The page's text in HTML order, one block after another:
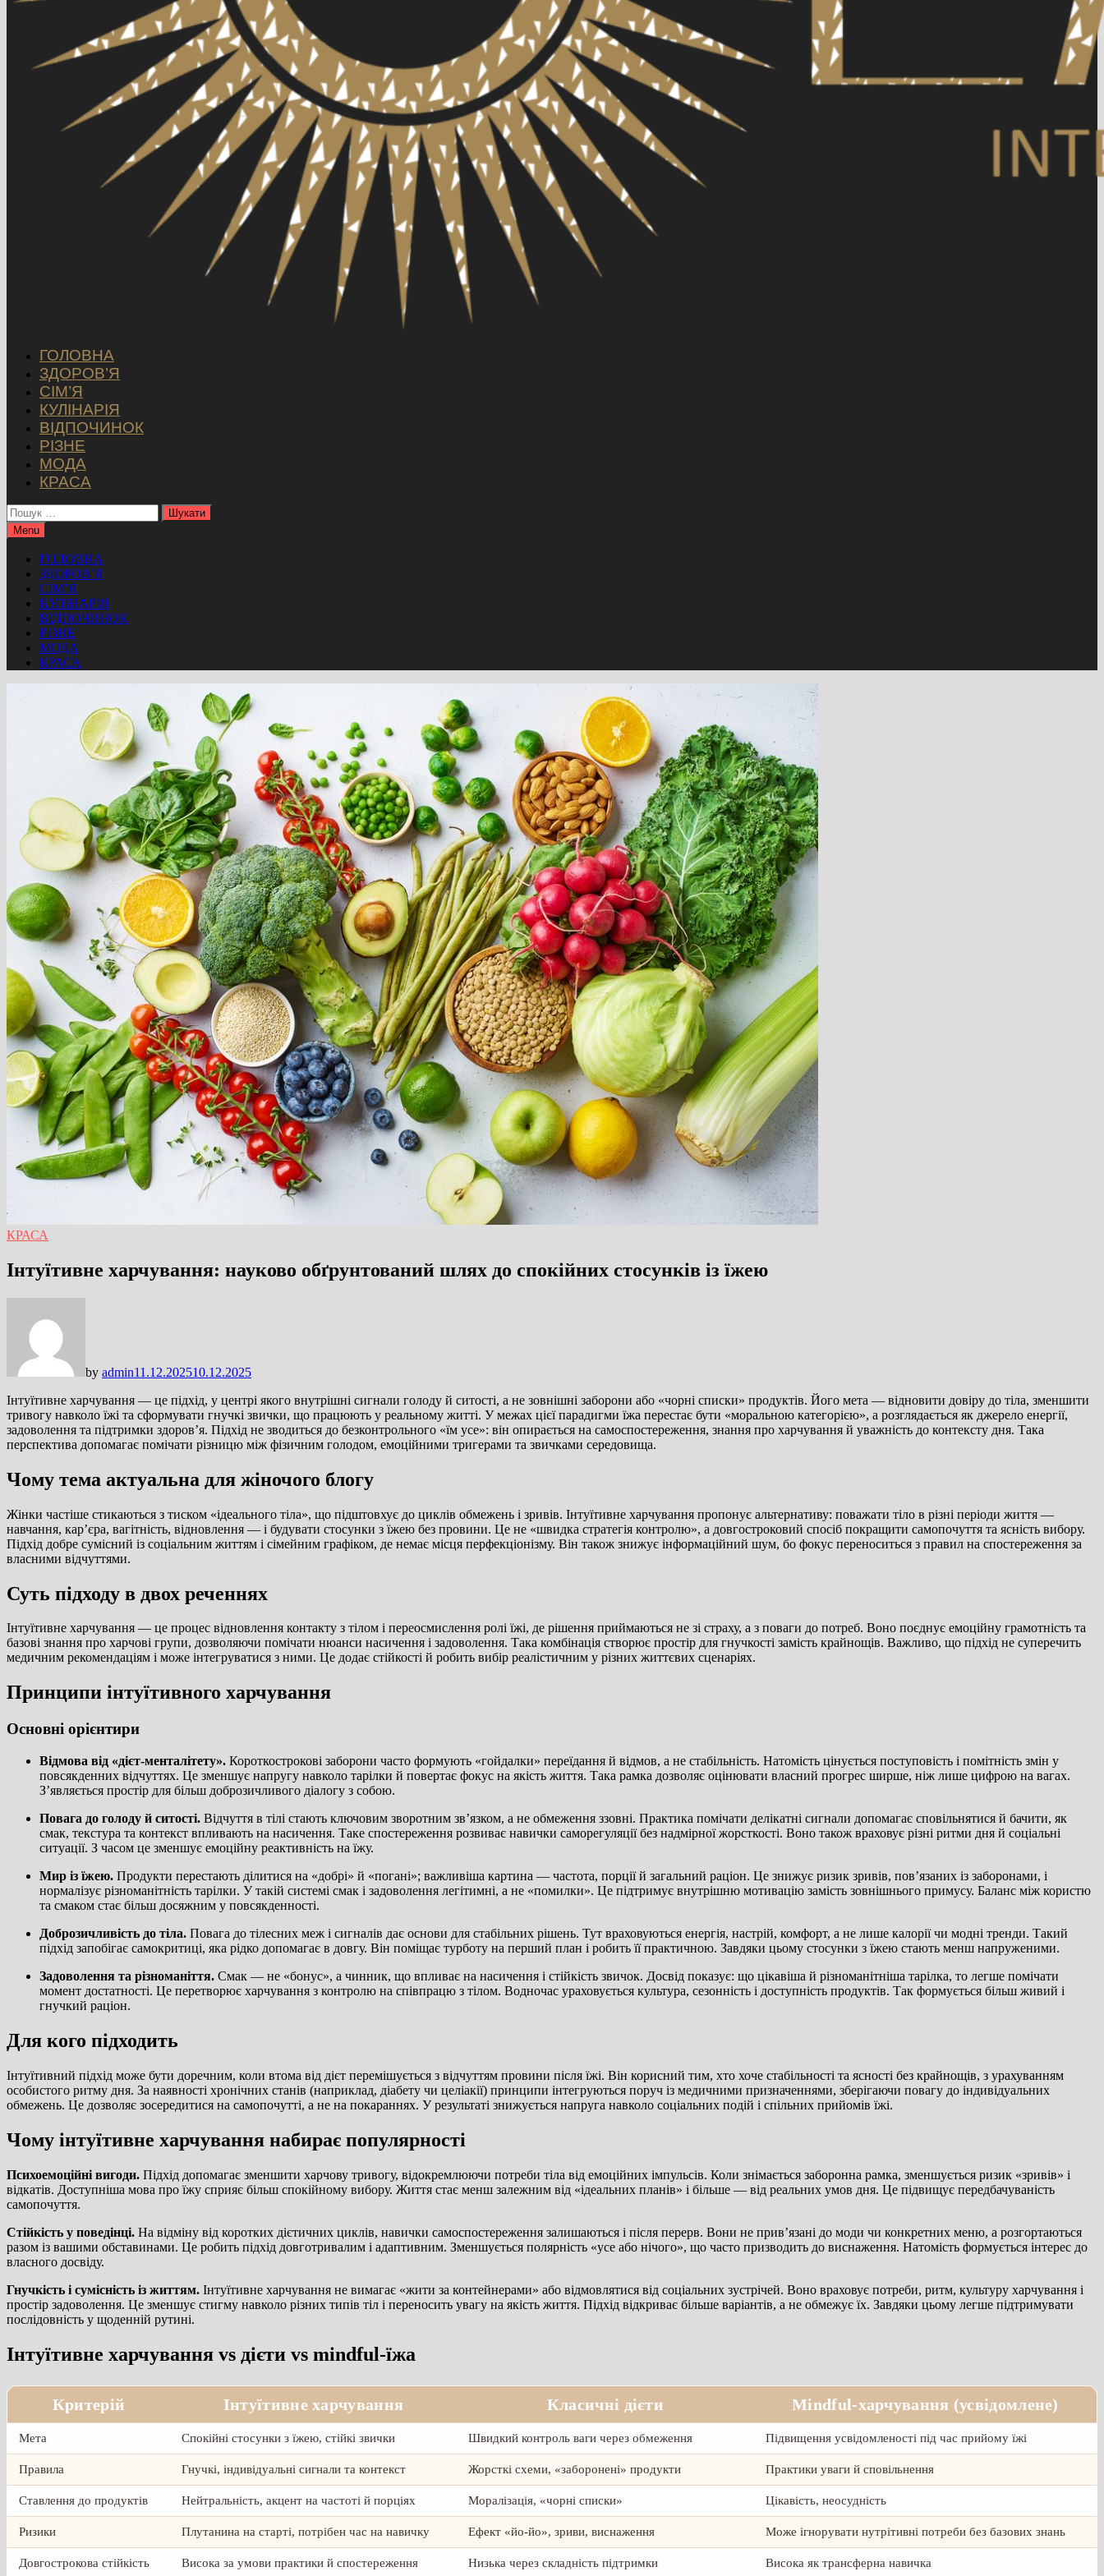
ГОЛОВНА
ЗДОРОВ’Я
СІМ’Я
КУЛІНАРІЯ
ВІДПОЧИНОК
РІЗНЕ
МОДА
КРАСА
Пошук:
Menu
ГОЛОВНА
ЗДОРОВ’Я
СІМ’Я
КУЛІНАРІЯ
ВІДПОЧИНОК
РІЗНЕ
МОДА
КРАСА
КРАСА
Інтуїтивне харчування: науково обґрунтований шлях до спокійних стосунків із їжею
by admin11.12.202510.12.2025
Інтуїтивне харчування — це підхід, у центрі якого внутрішні сигнали голоду й ситості, а не зовнішні заборони або «чорні списки» продуктів. Його мета — відновити довіру до тіла, зменшити
тривогу навколо їжі та сформувати гнучкі звички, що працюють у реальному житті. У межах цієї парадигми їжа перестає бути «моральною категорією», а розглядається як джерело енергії,
задоволення та підтримки здоров’я. Підхід не зводиться до безконтрольного «їм усе»: він опирається на самоспостереження, знання про харчування й уважність до контексту дня. Така
перспектива допомагає помічати різницю між фізичним голодом, емоційними тригерами та звичками середовища.
Чому тема актуальна для жіночого блогу
Жінки частіше стикаються з тиском «ідеального тіла», що підштовхує до циклів обмежень і зривів. Інтуїтивне харчування пропонує альтернативу: поважати тіло в різні періоди життя —
навчання, кар’єра, вагітність, відновлення — і будувати стосунки з їжею без провини. Це не «швидка стратегія контролю», а довгостроковий спосіб покращити самопочуття та ясність вибору.
Підхід добре сумісний із соціальним життям і сімейним графіком, де немає місця перфекціонізму. Він також знижує інформаційний шум, бо фокус переноситься з правил на спостереження за
власними відчуттями.
Суть підходу в двох реченнях
Інтуїтивне харчування — це процес відновлення контакту з тілом і переосмислення ролі їжі, де рішення приймаються не зі страху, а з поваги до потреб. Воно поєднує емоційну грамотність та
базові знання про харчові групи, дозволяючи помічати нюанси насичення і задоволення. Така комбінація створює простір для гнучкості замість крайнощів. Важливо, що підхід не суперечить
медичним рекомендаціям і може інтегруватися з ними. Це додає стійкості й робить вибір реалістичним у різних життєвих сценаріях.
Принципи інтуїтивного харчування
Основні орієнтири
Відмова від «дієт-менталітету». Короткострокові заборони часто формують «гойдалки» переїдання й відмов, а не стабільність. Натомість цінується поступовість і помітність змін у
повсякденних відчуттях. Це зменшує напругу навколо тарілки й повертає фокус на якість життя. Така рамка дозволяє оцінювати власний прогрес ширше, ніж лише цифрою на вагах.
З’являється простір для більш доброзичливого діалогу з собою.
Повага до голоду й ситості. Відчуття в тілі стають ключовим зворотним зв’язком, а не обмеження ззовні. Практика помічати делікатні сигнали допомагає сповільнятися й бачити, як
смак, текстура та контекст впливають на насичення. Таке спостереження розвиває навички саморегуляції без надмірної жорсткості. Воно також враховує різні ритми дня й соціальні
ситуації. З часом це зменшує емоційну реактивність на їжу.
Мир із їжею. Продукти перестають ділитися на «добрі» й «погані»; важливіша картина — частота, порції й загальний раціон. Це знижує ризик зривів, пов’язаних із заборонами, і
нормалізує різноманітність тарілки. У такій системі смак і задоволення легітимні, а не «помилки». Це підтримує внутрішню мотивацію замість зовнішнього примусу. Баланс між користю
та смаком стає більш досяжним у повсякденності.
Доброзичливість до тіла. Повага до тілесних меж і сигналів дає основи для стабільних рішень. Тут враховуються енергія, настрій, комфорт, а не лише калорії чи модні тренди. Такий
підхід запобігає самокритиці, яка рідко допомагає в довгу. Він поміщає турботу на перший план і робить її практичною. Завдяки цьому стосунки з їжею стають менш напруженими.
Задоволення та різноманіття. Смак — не «бонус», а чинник, що впливає на насичення і стійкість звичок. Досвід показує: що цікавіша й різноманітніша тарілка, то легше помічати
момент достатності. Це перетворює харчування з контролю на співпрацю з тілом. Водночас ураховується культура, сезонність і доступність продуктів. Так формується більш живий і
гнучкий раціон.
Для кого підходить
Інтуїтивний підхід може бути доречним, коли втома від дієт перемішується з відчуттям провини після їжі. Він корисний тим, хто хоче стабільності та ясності без крайнощів, з урахуванням
особистого ритму дня. За наявності хронічних станів (наприклад, діабету чи целіакії) принципи інтегруються поруч із медичними призначеннями, зберігаючи повагу до індивідуальних
обмежень. Це дозволяє зосередитися на самопочутті, а не на покараннях. У результаті знижується напруга навколо соціальних подій і спільних прийомів їжі.
Чому інтуїтивне харчування набирає популярності
Психоемоційні вигоди. Підхід допомагає зменшити харчову тривогу, відокремлюючи потреби тіла від емоційних імпульсів. Коли знімається заборонна рамка, зменшується ризик «зривів» і
відкатів. Доступніша мова про їжу сприяє більш спокійному вибору. Життя стає менш залежним від «ідеальних планів» і більше — від реальних умов дня. Це підвищує передбачуваність
самопочуття.
Стійкість у поведінці. На відміну від коротких дієтичних циклів, навички самоспостереження залишаються і після перерв. Вони не прив’язані до моди чи конкретних меню, а розгортаються
разом із вашими обставинами. Це робить підхід довготривалим і адаптивним. Зменшується полярність «усе або нічого», що часто призводить до виснаження. Натомість формується інтерес до
власного досвіду.
Гнучкість і сумісність із життям. Інтуїтивне харчування не вимагає «жити за контейнерами» або відмовлятися від соціальних зустрічей. Воно враховує потреби, ритм, культуру харчування і
простір задоволення. Це зменшує стигму навколо різних типів тіл і переносить увагу на якість життя. Підхід відкриває більше варіантів, а не обмежує їх. Завдяки цьому легше підтримувати
послідовність у щоденній рутині.
Інтуїтивне харчування vs дієти vs mindful-їжа
Критерій Інтуїтивне харчування Класичні дієти Mindful-харчування (усвідомлене)
Мета Спокійні стосунки з їжею, стійкі звички Швидкий контроль ваги через обмеження Підвищення усвідомленості під час прийому їжі
Правила Гнучкі, індивідуальні сигнали та контекст Жорсткі схеми, «заборонені» продукти Практики уваги й сповільнення
Ставлення до продуктів Нейтральність, акцент на частоті й порціях Моралізація, «чорні списки» Цікавість, неосудність
Ризики Плутанина на старті, потрібен час на навичку Ефект «йо-йо», зриви, виснаження Може ігнорувати нутрітивні потреби без базових знань
Довгострокова стійкість Висока за умови практики й спостереження Низька через складність підтримки Висока як трансферна навичка